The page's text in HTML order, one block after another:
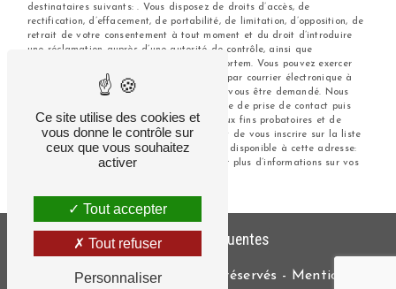
destinataires suivants: . Vous disposez de droits d’accès, de
rectification, d’effacement, de portabilité, de limitation, d’opposition, de
retrait de votre consentement à tout moment et du droit d’introduire
une réclamation auprès d’une autorité de contrôle, ainsi que
d’organiser le sort de vos données post-mortem. Vous pouvez exercer
ces droits par voie postale à l'adresse ou par courrier électronique à
l'adresse . Un justificatif d'identité pourra vous être demandé. Nous
conservons vos données pendant la période de prise de contact puis
pendant la durée de prescription légale aux fins probatoires et de
gestion des contentieux. Vous avez le droit de vous inscrire sur la liste
d'opposition au démarchage téléphonique, disponible à cette adresse:
. Consultez le site cnil.fr pour plus d’informations sur vos
Recherches fréquentes
Vistalid- 2026 - Tous droits réservés - Mentions
Ce site utilise des cookies et
vous donne le contrôle sur
ceux que vous souhaitez
activer
Tout accepter
Tout refuser
Personnaliser